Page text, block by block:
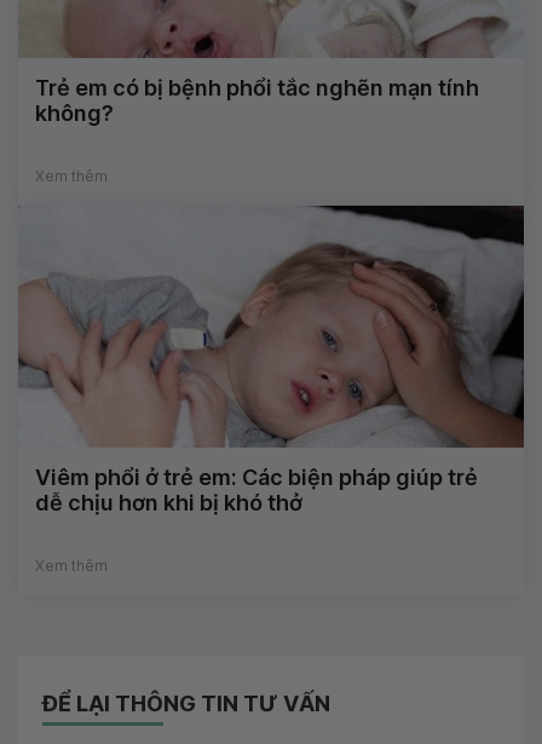
Trẻ em có bị bệnh phổi tắc nghẽn mạn tính
không?
Xem thêm
Viêm phổi ở trẻ em: Các biện pháp giúp trẻ
dễ chịu hơn khi bị khó thở
Xem thêm
ĐỂ LẠI THÔNG TIN TƯ VẤN